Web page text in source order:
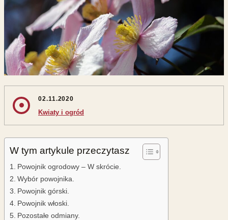
02.11.2020
Kwiaty i ogród
W tym artykule przeczytasz
Powojnik ogrodowy – W skrócie.
Wybór powojnika.
Powojnik górski.
Powojnik włoski.
Pozostałe odmiany.